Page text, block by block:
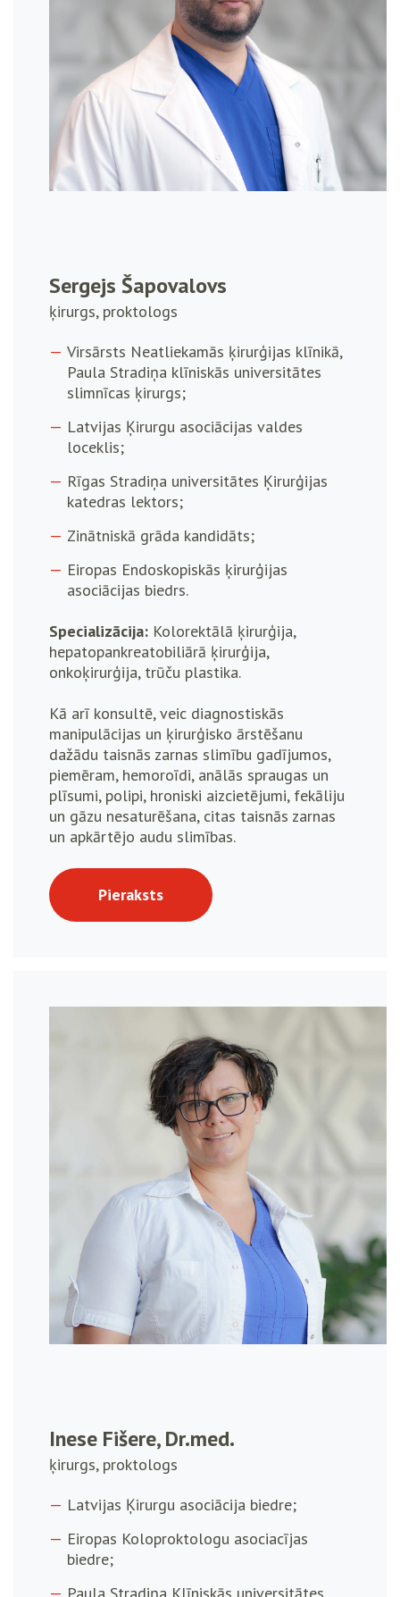
Sergejs Šapovalovs
ķirurgs, proktologs
Virsārsts Neatliekamās ķirurģijas klīnikā,
Paula Stradiņa klīniskās universitātes
slimnīcas ķirurgs;
Latvijas Ķirurgu asociācijas valdes
loceklis;
Rīgas Stradiņa universitātes Ķirurģijas
katedras lektors;
Zinātniskā grāda kandidāts;
Eiropas Endoskopiskās ķirurģijas
asociācijas biedrs.
Specializācija: Kolorektālā ķirurģija,
hepatopankreatobiliārā ķirurģija,
onkoķirurģija, trūču plastika.
Kā arī konsultē, veic diagnostiskās
manipulācijas un ķirurģisko ārstēšanu
dažādu taisnās zarnas slimību gadījumos,
piemēram, hemoroīdi, anālās spraugas un
plīsumi, polipi, hroniski aizcietējumi, fekāliju
un gāzu nesaturēšana, citas taisnās zarnas
un apkārtējo audu slimības.
Pieraksts
Inese Fišere, Dr.med.
ķirurgs, proktologs
Latvijas Ķirurgu asociācija biedre;
Eiropas Koloproktologu asociacījas
biedre;